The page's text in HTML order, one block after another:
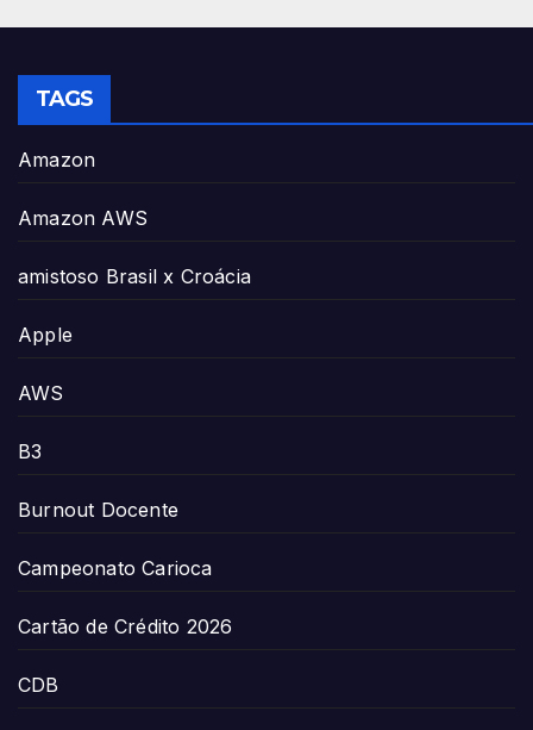
TAGS
Amazon
Amazon AWS
amistoso Brasil x Croácia
Apple
AWS
B3
Burnout Docente
Campeonato Carioca
Cartão de Crédito 2026
CDB